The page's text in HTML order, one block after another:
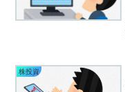
株投資